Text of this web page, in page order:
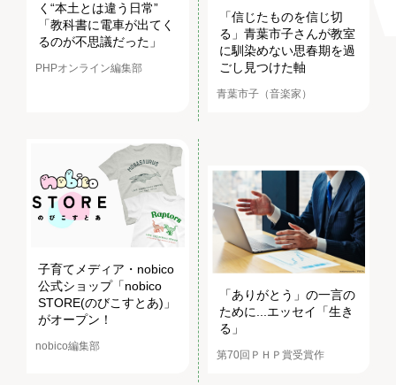
く“本土とは違う日常”
「教科書に電車が出てく
るのが不思議だった」
PHPオンライン編集部
「信じたものを信じ切
る」青葉市子さんが教室
に馴染めない思春期を過
ごし見つけた軸
青葉市子（音楽家）
子育てメディア・nobico
公式ショップ「nobico
STORE(のびこすとあ)」
がオープン！
nobico編集部
「ありがとう」の一言の
ために...エッセイ「生き
る」
第70回ＰＨＰ賞受賞作